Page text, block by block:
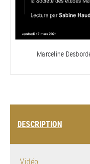
Marceline
DESCRIPTION
Vidéo